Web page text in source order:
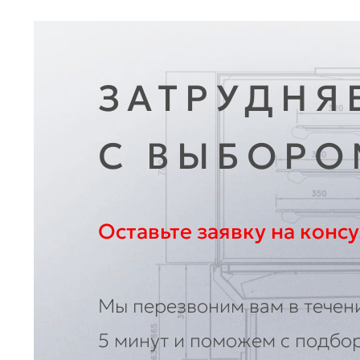
С
Оставьте заявку на
Мы перезвоним вам в
5 минут и поможем с